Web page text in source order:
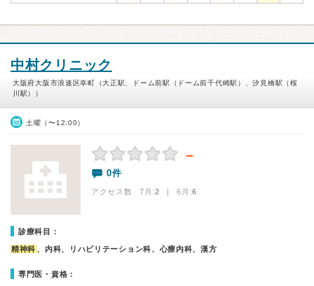
中村クリニック
大阪府大阪市浪速区幸町（大正駅、ドーム前駅（ドーム前千代崎駅）、汐見橋駅（桜
川駅））
土曜（〜12:00）
－
0件
アクセス数 7月:2 | 6月:6
診療科目：
精神科 、内科、リハビリテーション科、心療内科、漢方
専門医・資格：